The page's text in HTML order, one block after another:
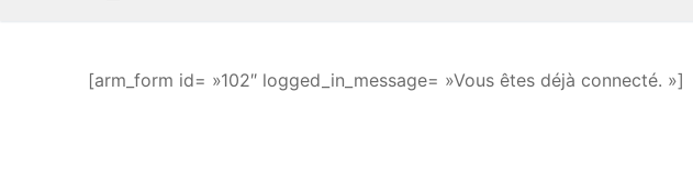
[arm_form id= »102″ logged_in_message= »Vous êtes déjà connecté. »]